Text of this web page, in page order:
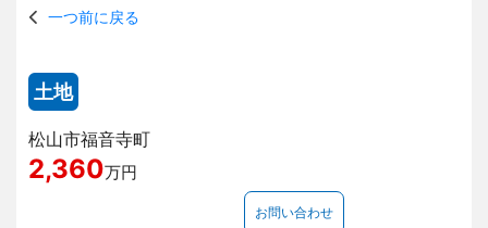
一つ前に戻る
土地
松山市福音寺町
2,360万円
お問い合わせ